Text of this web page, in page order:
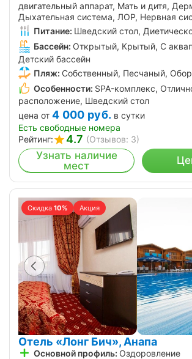
двигательный аппарат, Мать и дитя,
Дыхательная система, ЛОР, Нервная
Питание: Шведский стол,
Бассейн: Открытый, Крытый, С
Детский бассейн
Пляж: Собственный, Песчаный,
Особенности: SPA-комплекс,
расположение, Шведский стол
цена от 4 000 руб. в сутки
Есть свободные номера
Рейтинг:
4.7 (Отзывов: 3)
Узнать наличие
мест
Скидка 10% Акция
Отель «Лонг Бич», Анапа
Основной профиль: Оздоровление